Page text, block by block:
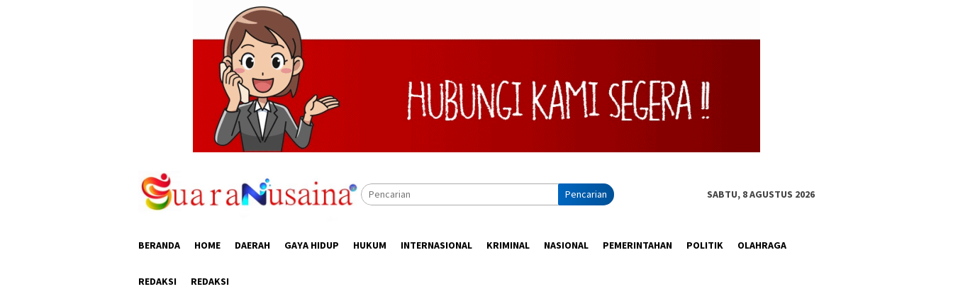
Pencarian SABTU, 8 AGUSTUS 2026
BERANDA HOME DAERAH GAYA HIDUP HUKUM INTERNASIONAL KRIMINAL NASIONAL PEMERINTAHAN POLITIK OLAHRAGA
REDAKSI REDAKSI